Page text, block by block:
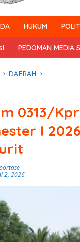
HUKUM
PEDOMAN MEDIA
DAERAH
0313/
I
2, 2026